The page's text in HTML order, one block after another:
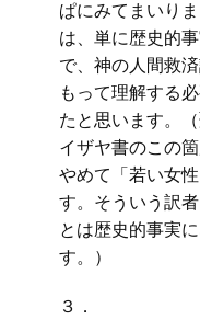
ぱにみてまいり
は、単に歴史的
で、神の人間救
もって理解する
たと思います。
イザヤ書のこの
やめて「若い女
す。そういう訳
とは歴史的事実
す。）
３．